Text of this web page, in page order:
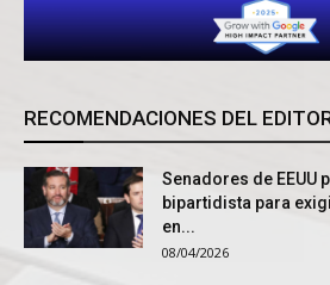
RECOMENDACIONES DEL
Senadores de EEUU
bipartidista para
en...
08/04/2026